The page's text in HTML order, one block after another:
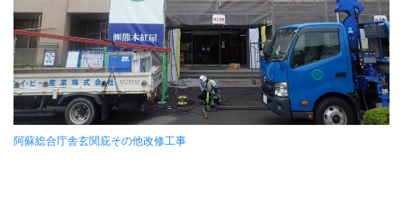
阿蘇総合庁舎玄関庇その他改修工事